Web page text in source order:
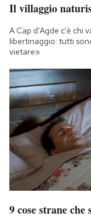
Il villaggio
A Cap d'Agde c'è chi
libertinaggio: tutti
vietare»
9 cose strane